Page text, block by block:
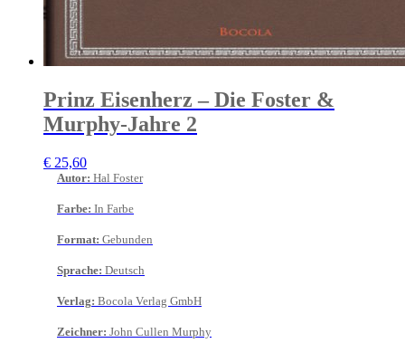
Prinz Eisenherz – Die Foster &
Murphy-Jahre 2
€ 25,60
Autor: Hal Foster
Farbe: In Farbe
Format: Gebunden
Sprache: Deutsch
Verlag: Bocola Verlag GmbH
Zeichner: John Cullen Murphy